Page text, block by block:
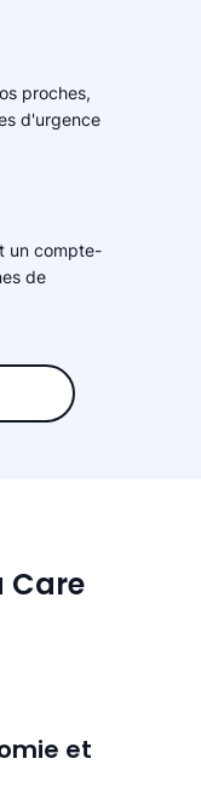
Care
et
proches,
d'urgence
un compte-
de